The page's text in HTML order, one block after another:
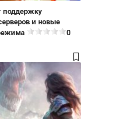
поддержку
и новые
0